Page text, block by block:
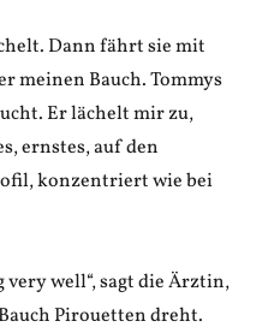
Dann fährt sie mit
meinen Bauch. Tommys
Er lächelt mir zu,
ernstes, auf den
konzentriert wie bei
very well“, sagt die Ärztin,
Pirouetten dreht.